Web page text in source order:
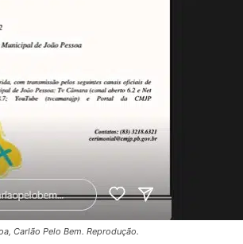
Carlão Pelo Bem. Reprodução.